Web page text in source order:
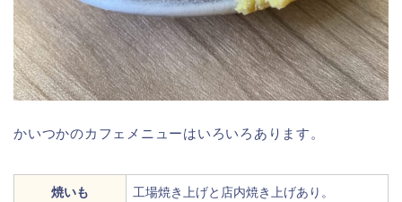
かいつかのカフェメニューはいろいろあります。
焼いも 工場焼き上げと店内焼き上げあり。